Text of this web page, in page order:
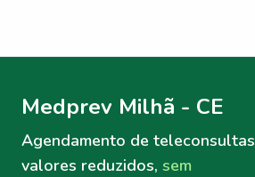
Medprev Milhã - CE
Agendamento de teleconsultas
valores reduzidos, sem